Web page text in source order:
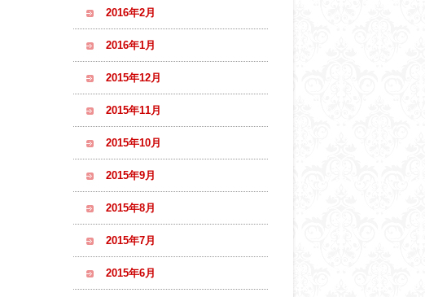
2016年2月
2016年1月
2015年12月
2015年11月
2015年10月
2015年9月
2015年8月
2015年7月
2015年6月